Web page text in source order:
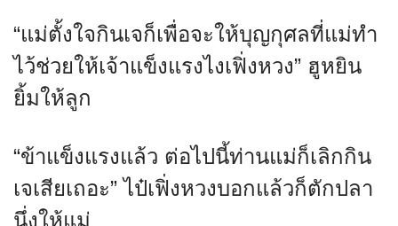
“แม่ตั้งใจกินเจก็เพื่อจะให้บุญกุศลที่แม่ทำ
ไว้ช่วยให้เจ้าแข็งแรงไงเฟิ่งหวง” ฮูหยิน
ยิ้มให้ลูก
“ข้าแข็งแรงแล้ว ต่อไปนี้ท่านแม่ก็เลิกกิน
เจเสียเถอะ” ไป๋เฟิ่งหวงบอกแล้วก็ตักปลา
นึ่งให้แม่